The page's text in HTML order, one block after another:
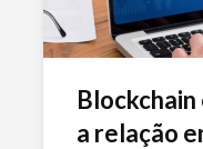
Blockchain
a relação